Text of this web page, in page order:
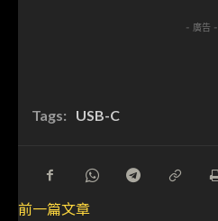
- 廣告 -
Tags: USB-C
前一篇文章